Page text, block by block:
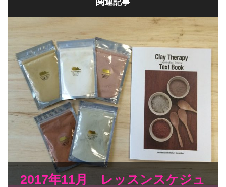
2017年11月 レッスンスケジュ